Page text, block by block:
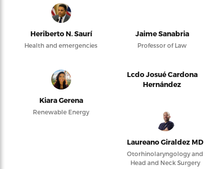
Heriberto N. Saurí
Health and emergencies
Jaime Sanabria
Professor of Law
Kiara Gerena
Renewable Energy
Lcdo Josué Cardona
Hernández
Laureano Giraldez MD
Otorhinolaryngology and
Head and Neck Surgery